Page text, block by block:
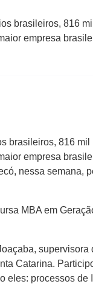
brasileiros, 816 mil
empresa
brasileiros, 816 mil
empresa
nessa semana,
MBA em
supervisora
Catarina.
eles: processos de